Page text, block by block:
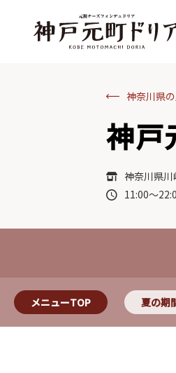
神奈川県
神戸
神奈川県
11:00～
メニューTOP 夏の期